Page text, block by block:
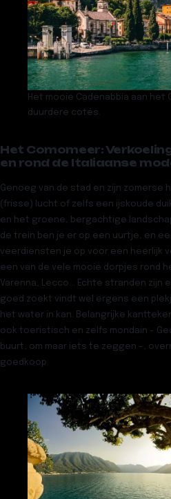
Het mooie Cadenabbia aan het
duurdere cotés.
Het Comomeer:
en rond de Italiaanse
Genoeg van de stad en zijn zomerse
(frisse) lucht of zelfs een ijskoude
en het groene, bergachtige
de trein ben je er op een uurtje, en
veerdiensten je op voor een heerlijk
een van de vele mooie dorpjes rond
Varenna, Lecco… Echte stranden zijn
goed zoekt vindt wel ergens een
het water in kan. Belangrijke
ook toeristisch en zelfs mondain –
buurt, om maar iets te zeggen –,
goedkoop.